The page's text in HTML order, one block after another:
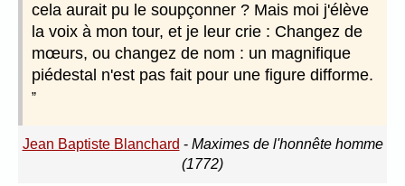
cela aurait pu le soupçonner ? Mais moi j'élève
la voix à mon tour, et je leur crie : Changez de
mœurs, ou changez de nom : un magnifique
piédestal n'est pas fait pour une figure difforme.
Jean Baptiste Blanchard - Maximes de l'honnête homme
(1772)